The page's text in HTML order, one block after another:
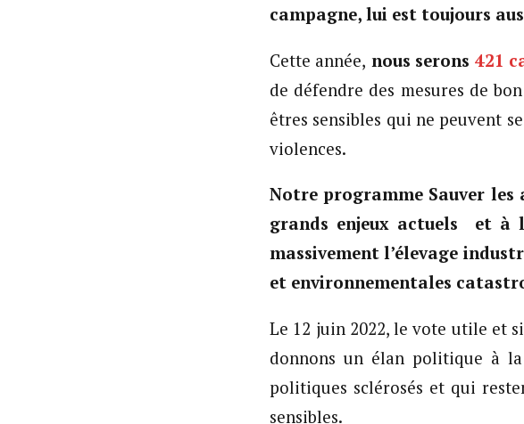
campagne, lui est toujours
Cette année, nous serons 421
de défendre des mesures de
êtres sensibles qui ne peuvent
violences.
Notre programme Sauver les
grands enjeux actuels et à
massivement l’élevage
et environnementales
Le 12 juin 2022, le vote utile et
donnons un élan politique à
politiques sclérosés et qui
sensibles.